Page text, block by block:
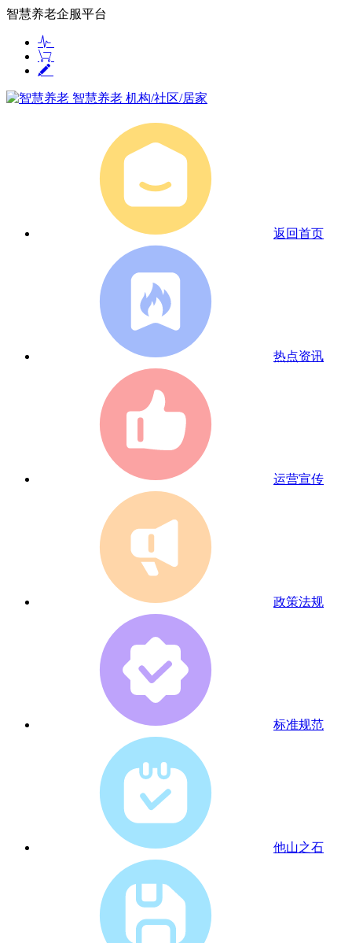
智慧养老企服平台
智慧养老 机构/社区/居家
返回首页
热点资讯
运营宣传
政策法规
标准规范
他山之石